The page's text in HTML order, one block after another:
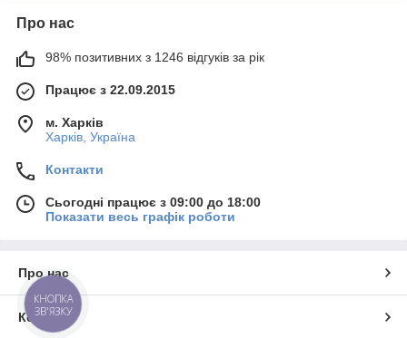
Про нас
98% позитивних з 1246 відгуків за рік
Працює з 22.09.2015
м. Харків
Харків, Україна
Контакти
Сьогодні працює з 09:00 до 18:00
Показати весь графік роботи
Про нас
Контакти
КНОПКА
ЗВ'ЯЗКУ